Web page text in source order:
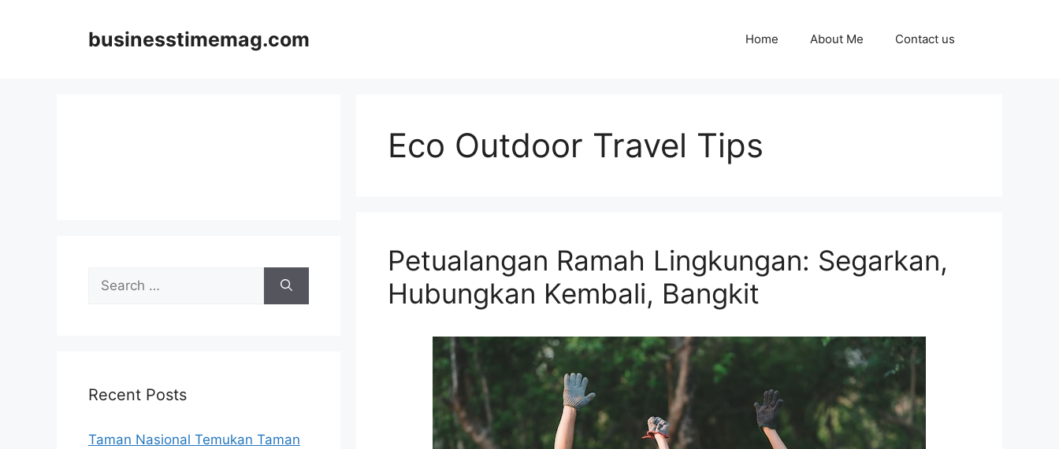
businesstimemag.com Home About Me Contact us
Eco Outdoor Travel Tips
Petualangan Ramah Lingkungan: Segarkan,
Hubungkan Kembali, Bangkit
Search
for:
Recent Posts
Taman Nasional Temukan Taman